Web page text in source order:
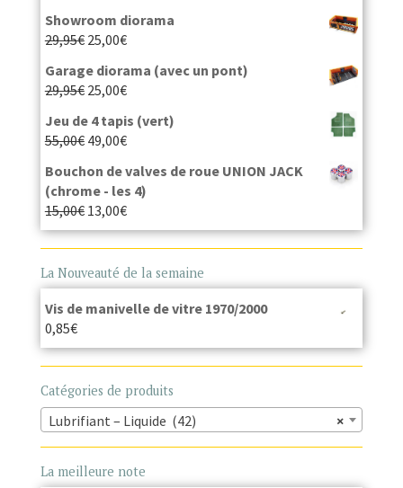
Showroom diorama
29,95€ 25,00€
Garage diorama (avec un pont)
29,95€ 25,00€
Jeu de 4 tapis (vert)
55,00€ 49,00€
Bouchon de valves de roue UNION JACK
(chrome - les 4)
15,00€ 13,00€
La Nouveauté de la semaine
Vis de manivelle de vitre 1970/2000
0,85€
Catégories de produits
×
Lubrifiant – Liquide (42)
La meilleure note